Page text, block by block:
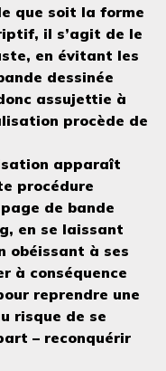
que soit la forme
il s’agit de le
en évitant les
dessinée
assujettie à
procède de
apparaît
procédure
de bande
en se laissant
obéissant à ses
à conséquence
reprendre une
risque de se
– reconquérir